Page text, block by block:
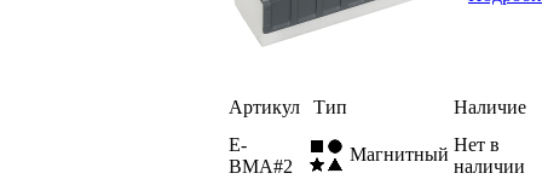
Артикул Тип
Наличие
E-
BMA#2
Магнитный Нет в
наличии